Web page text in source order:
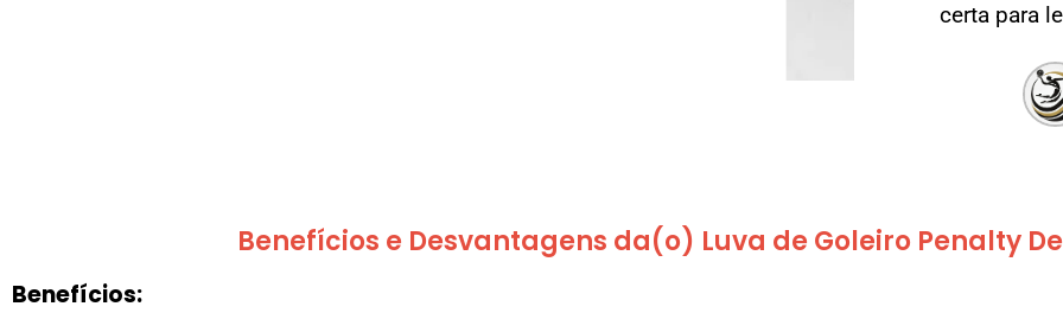
certa para
Benefícios e Desvantagens da(o) Luva de Goleiro Penalty
Benefícios: